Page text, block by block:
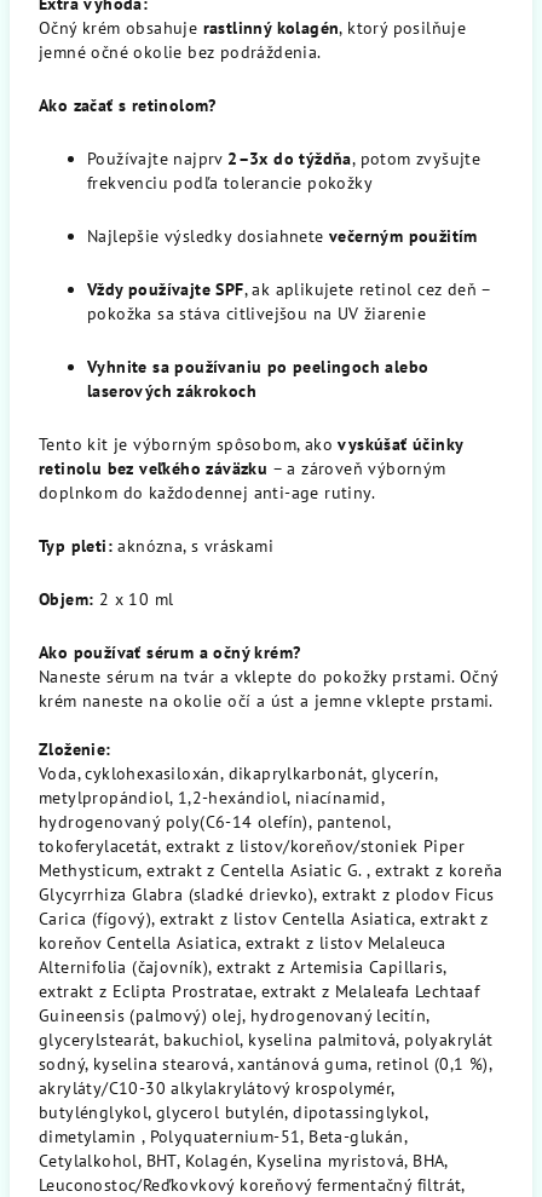
Očný krém obsahuje rastlinný kolagén, ktorý posilňuje
jemné očné okolie bez podráždenia.
Ako začať s retinolom?
Používajte najprv 2–3x do týždňa, potom zvyšujte
frekvenciu podľa tolerancie pokožky
Najlepšie výsledky dosiahnete večerným použitím
Vždy používajte SPF, ak aplikujete retinol cez deň –
pokožka sa stáva citlivejšou na UV žiarenie
Vyhnite sa používaniu po peelingoch alebo
laserových zákrokoch
Tento kit je výborným spôsobom, akovyskúšať účinky
retinolu bez veľkého záväzku – a zároveň výborným
doplnkom do každodennej anti-age rutiny.
Typ pleti: aknózna, s vráskami
Objem: 2 x 10 ml
Ako používať sérum a očný krém?
Naneste sérum na tvár a vklepte do pokožky prstami. Očný
krém naneste na okolie očí a úst a jemne vklepte prstami.
Zloženie:
Voda, cyklohexasiloxán, dikaprylkarbonát, glycerín,
metylpropándiol, 1,2-hexándiol, niacínamid,
hydrogenovaný poly(C6-14 olefín), pantenol,
tokoferylacetát, extrakt z listov/koreňov/stoniek Piper
Methysticum, extrakt z Centella Asiatic G. , extrakt z koreňa
Glycyrrhiza Glabra (sladké drievko), extrakt z plodov Ficus
Carica (fígový), extrakt z listov Centella Asiatica, extrakt z
koreňov Centella Asiatica, extrakt z listov Melaleuca
Alternifolia (čajovník), extrakt z Artemisia Capillaris,
extrakt z Eclipta Prostratae, extrakt z Melaleafa Lechtaaf
Guineensis (palmový) olej, hydrogenovaný lecitín,
glycerylstearát, bakuchiol, kyselina palmitová, polyakrylát
sodný, kyselina stearová, xantánová guma, retinol (0,1 %),
akryláty/C10-30 alkylakrylátový krospolymér,
butylénglykol, glycerol butylén, dipotassinglykol,
dimetylamin , Polyquaternium-51, Beta-glukán,
Cetylalkohol, BHT, Kolagén, Kyselina myristová, BHA,
Leuconostoc/Reďkovkový koreňový fermentačný filtrát,